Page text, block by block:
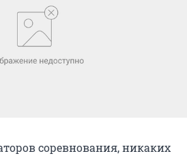
соревнования, никаких